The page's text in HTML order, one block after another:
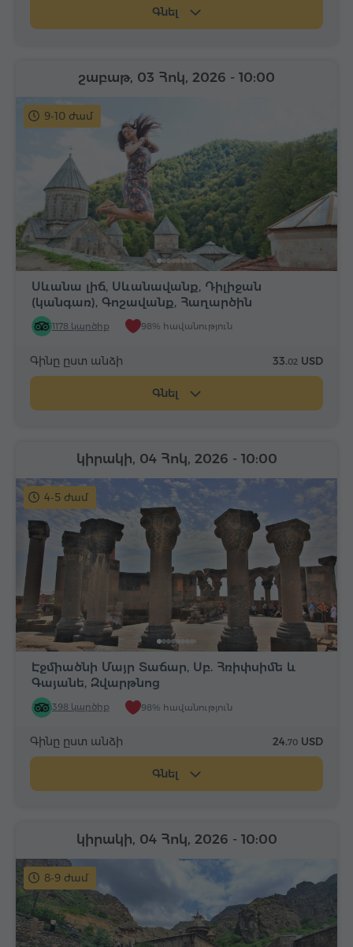
Գնել
9-10 ժամ
Սևանա լիճ, Սևանավանք, Դիլիջան
(կանգառ), Գոշավանք, Հաղարծին
1178 կարծիք 98% հավանություն
շաբաթ, 03 Հոկ, 2026 - 10:00
Գինը ըստ անձի 33.02 USD
Գնել
4-5 ժամ
Էջմիածնի Մայր Տաճար, Սբ. Հռիփսիմե և
Գայանե, Զվարթնոց
398 կարծիք 98% հավանություն
կիրակի, 04 Հոկ, 2026 - 10:00
Գինը ըստ անձի 24.70 USD
Գնել
8-9 ժամ
կիրակի, 04 Հոկ, 2026 - 10:00